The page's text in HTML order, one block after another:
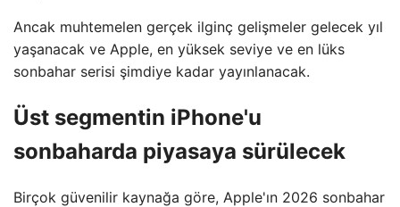
Ancak muhtemelen gerçek ilginç gelişmeler gelecek yıl
yaşanacak ve Apple, en yüksek seviye ve en lüks
sonbahar serisi şimdiye kadar yayınlanacak.
Üst segmentin iPhone'u
sonbaharda piyasaya sürülecek
Birçok güvenilir kaynağa göre, Apple'ın 2026 sonbahar